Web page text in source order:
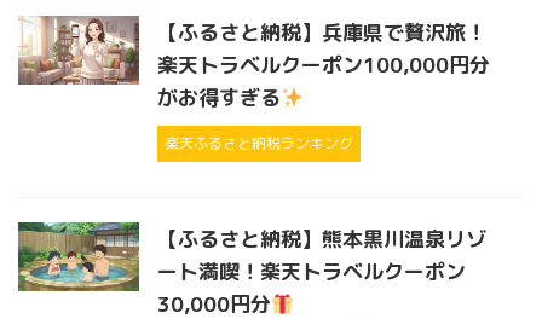
【ふるさと納税】兵庫県で贅沢旅！
楽天トラベルクーポン100,000円分
がお得すぎる
楽天ふるさと納税ランキング
【ふるさと納税】熊本黒川温泉リゾ
ート満喫！楽天トラベルクーポン
30,000円分